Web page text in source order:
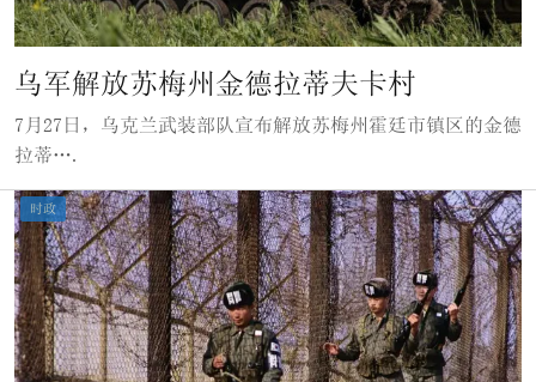
乌军解放苏梅州金德拉蒂夫卡村
7月27日，乌克兰武装部队宣布解放苏梅州霍廷市镇区的金德
拉蒂….
时政